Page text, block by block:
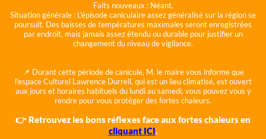
Faits nouveaux : Néant.
Situation générale : L'épisode caniculaire assez généralisé sur la région se
poursuit. Des baisses de températures maximales seront enregistrées
par endroit, mais jamais assez étendu ou durable pour justifier un
changement du niveau de vigilance.
📌 Durant cette période de canicule, M. le maire vous informe que
l'espace Culturel Lawrence Durrell, qui est un lieu climatisé, est ouvert
aux jours et horaires habituels du lundi au samedi, vous pouvez vous y
rendre pour vous protéger des fortes chaleurs.
👉 Retrouvez les bons réflexes face aux fortes chaleurs en
cliquant ICI.